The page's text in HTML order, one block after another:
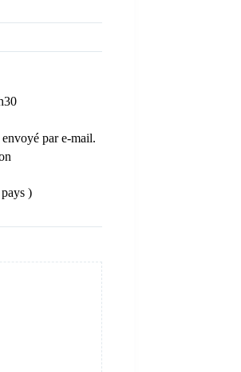
par e-mail.
)